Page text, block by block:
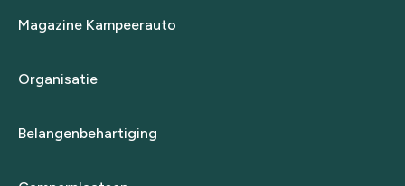
Magazine Kampeerauto
Organisatie
Belangenbehartiging